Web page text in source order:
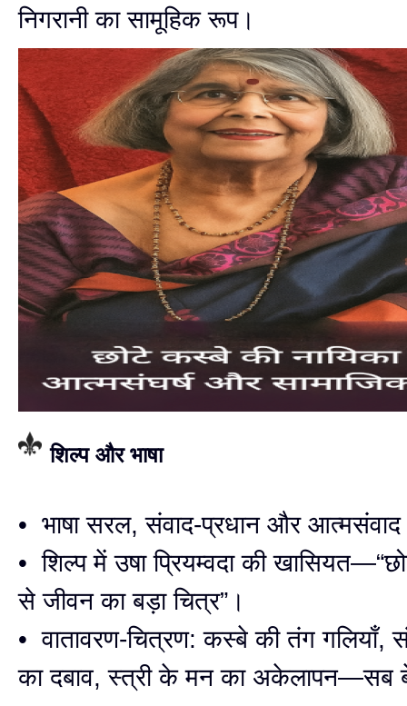
निगरानी का सामूहिक रूप।
शिल्प और भाषा
• भाषा सरल, संवाद-प्रधान और
• शिल्प में उषा प्रियम्वदा की
से जीवन का बड़ा चित्र”।
• वातावरण-चित्रण: कस्बे की तंग गलियाँ,
का दबाव, स्त्री के मन का अकेलापन—सब